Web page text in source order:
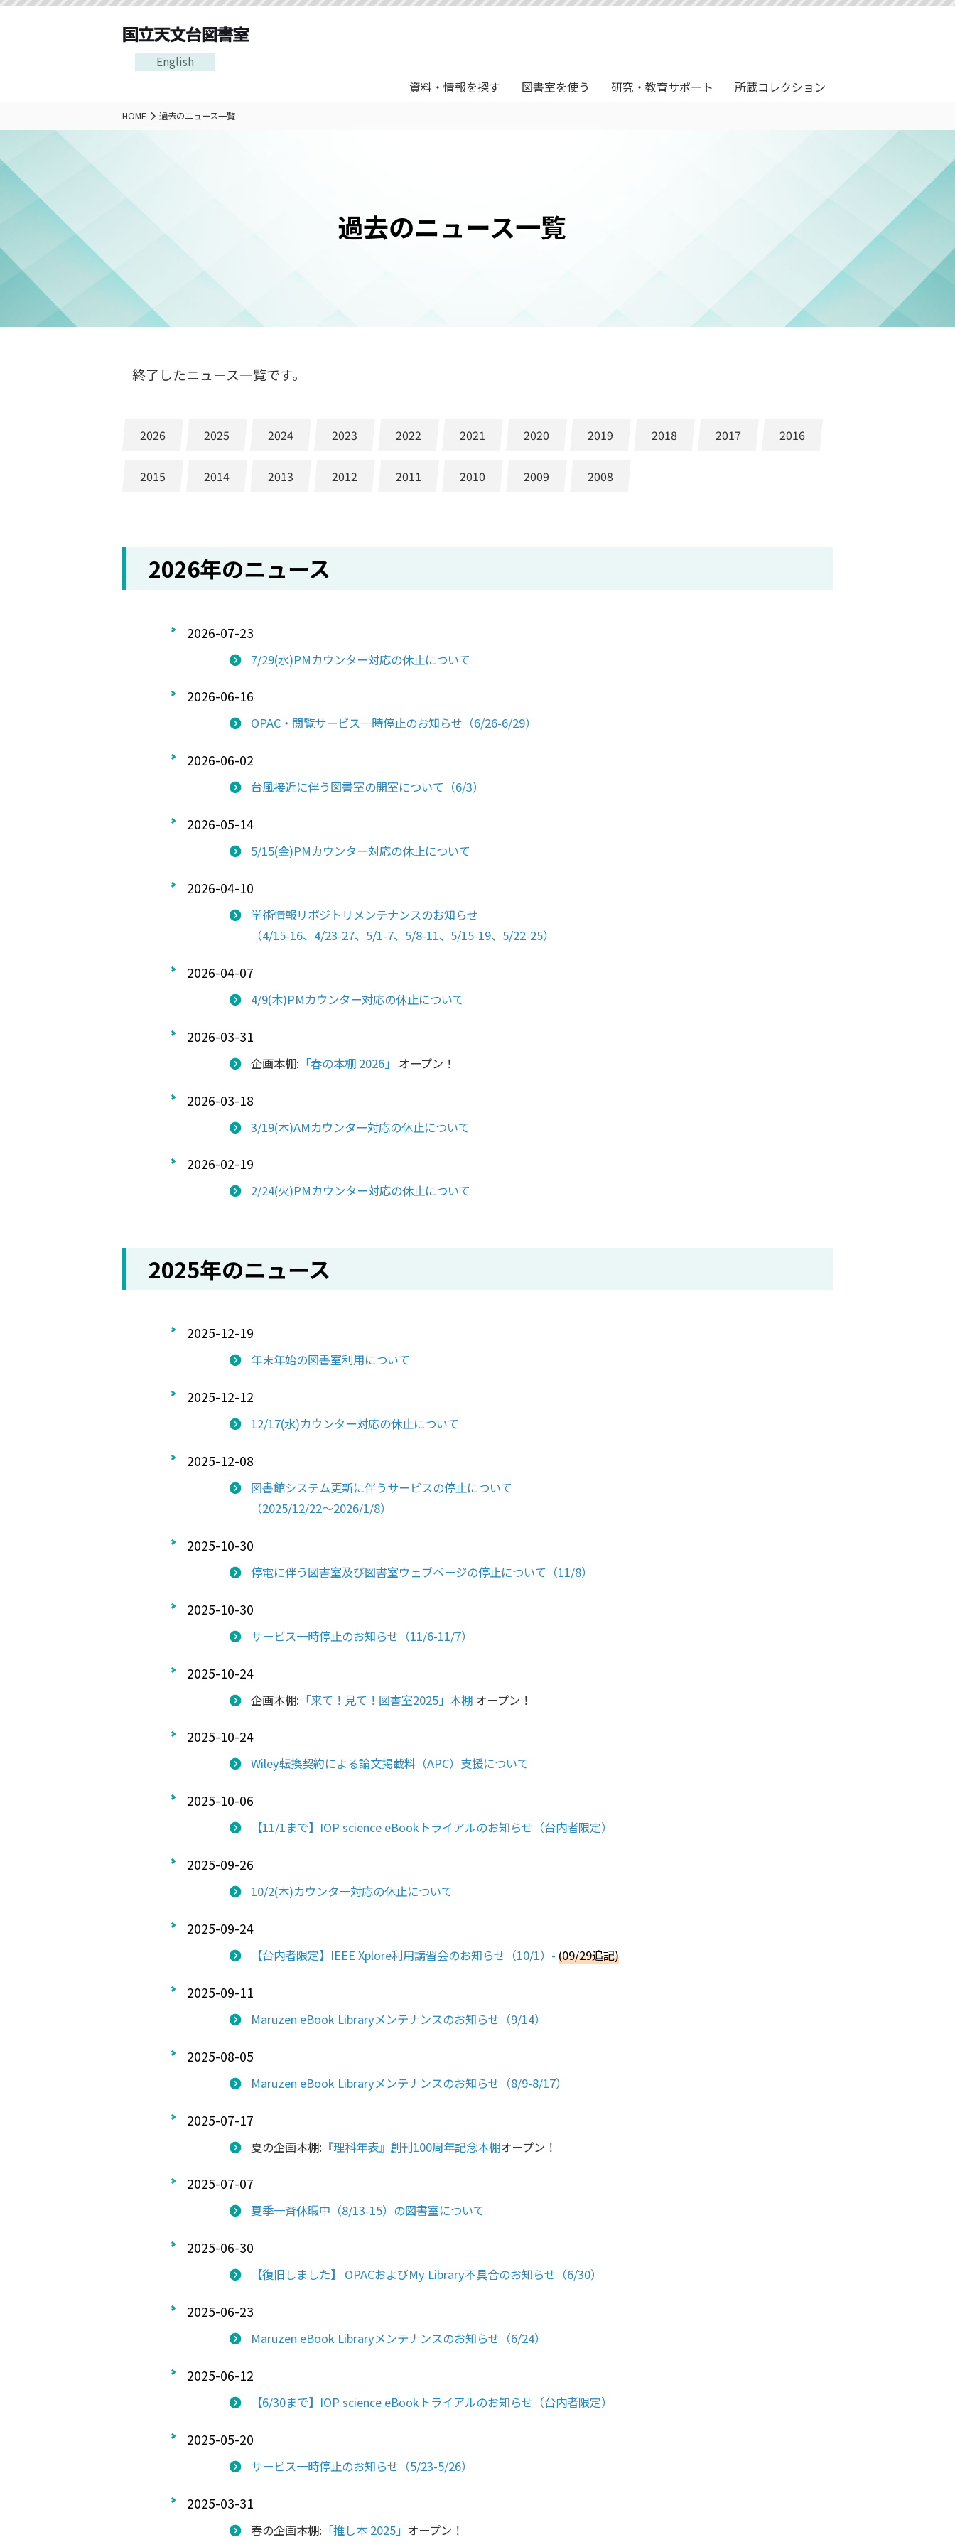
English
資料・情報を探す 図書室を使う 研究・教育サポート 所蔵コレクション
HOME 過去のニュース一覧
過去のニュース一覧
終了したニュース一覧です。
2026 2025 2024 2023 2022 2021 2020 2019 2018 2017 2016
2015 2014 2013 2012 2011 2010 2009 2008
2026年のニュース
2026-07-23
7/29(水)PMカウンター対応の休止について
2026-06-16
OPAC・閲覧サービス一時停止のお知らせ（6/26-6/29）
2026-06-02
台風接近に伴う図書室の開室について（6/3）
2026-05-14
5/15(金)PMカウンター対応の休止について
2026-04-10
学術情報リポジトリメンテナンスのお知らせ
（4/15-16、4/23-27、5/1-7、5/8-11、5/15-19、5/22-25）
2026-04-07
4/9(木)PMカウンター対応の休止について
2026-03-31
企画本棚: 「春の本棚 2026」 オープン！
2026-03-18
3/19(木)AMカウンター対応の休止について
2026-02-19
2/24(火)PMカウンター対応の休止について
2025年のニュース
2025-12-19
年末年始の図書室利用について
2025-12-12
12/17(水)カウンター対応の休止について
2025-12-08
図書館システム更新に伴うサービスの停止について
（2025/12/22～2026/1/8）
2025-10-30
停電に伴う図書室及び図書室ウェブページの停止について（11/8）
2025-10-30
サービス一時停止のお知らせ（11/6-11/7）
2025-10-24
企画本棚: 「来て！見て！図書室2025」本棚オープン！
2025-10-24
Wiley転換契約による論文掲載料（APC）支援について
2025-10-06
【11/1まで】IOP science eBookトライアルのお知らせ（台内者限定）
2025-09-26
10/2(木)カウンター対応の休止について
2025-09-24
【台内者限定】IEEE Xplore利用講習会のお知らせ（10/1）- (09/29追記)
2025-09-11
Maruzen eBook Libraryメンテナンスのお知らせ（9/14）
2025-08-05
Maruzen eBook Libraryメンテナンスのお知らせ（8/9-8/17）
2025-07-17
夏の企画本棚: 『理科年表』創刊100周年記念本棚オープン！
2025-07-07
夏季一斉休暇中（8/13-15）の図書室について
2025-06-30
【復旧しました】 OPACおよびMy Library不具合のお知らせ（6/30）
2025-06-23
Maruzen eBook Libraryメンテナンスのお知らせ（6/24）
2025-06-12
【6/30まで】IOP science eBookトライアルのお知らせ（台内者限定）
2025-05-20
サービス一時停止のお知らせ（5/23-5/26）
2025-03-31
春の企画本棚: 「推し本 2025」 オープン！